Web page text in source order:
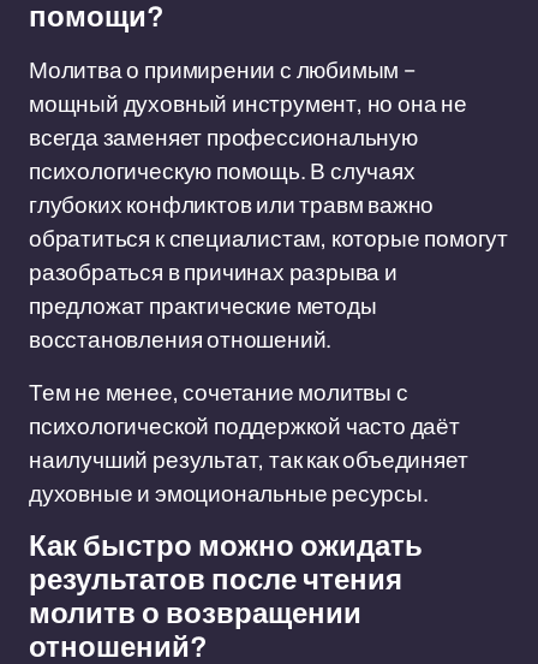
помощи?
Молитва о примирении с любимым –
мощный духовный инструмент, но она не
всегда заменяет профессиональную
психологическую помощь. В случаях
глубоких конфликтов или травм важно
обратиться к специалистам, которые помогут
разобраться в причинах разрыва и
предложат практические методы
восстановления отношений.
Тем не менее, сочетание молитвы с
психологической поддержкой часто даёт
наилучший результат, так как объединяет
духовные и эмоциональные ресурсы.
Как быстро можно ожидать
результатов после чтения
молитв о возвращении
отношений?